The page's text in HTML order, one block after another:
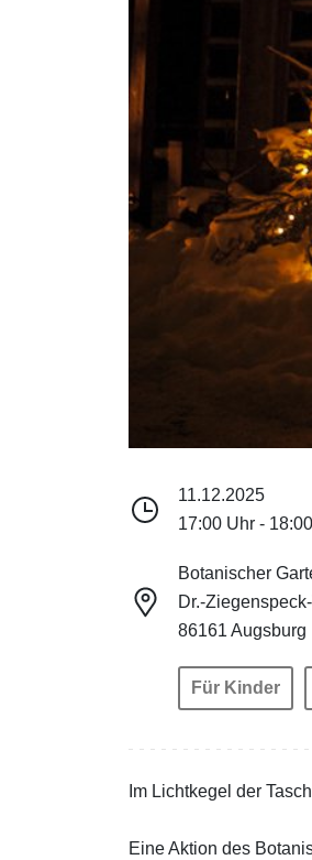
11.12.2025
17:00 Uhr -
Botanischer
Dr.-
86161 Augsburg
Für Kinder
Im Lichtkegel der
Eine Aktion des